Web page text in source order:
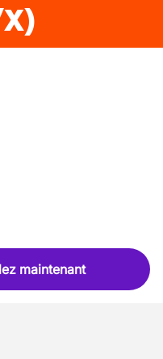
maintenant